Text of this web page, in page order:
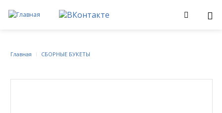
Главная СБОРНЫЕ БУКЕТЫ